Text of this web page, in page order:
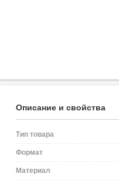
Описание и свойства
Тип товара
Формат
Материал